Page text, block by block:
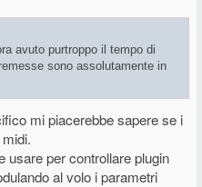
avuto purtroppo il tempo di
sono assolutamente in
mi piacerebbe sapere se i
usare per controllare plugin
al volo i parametri